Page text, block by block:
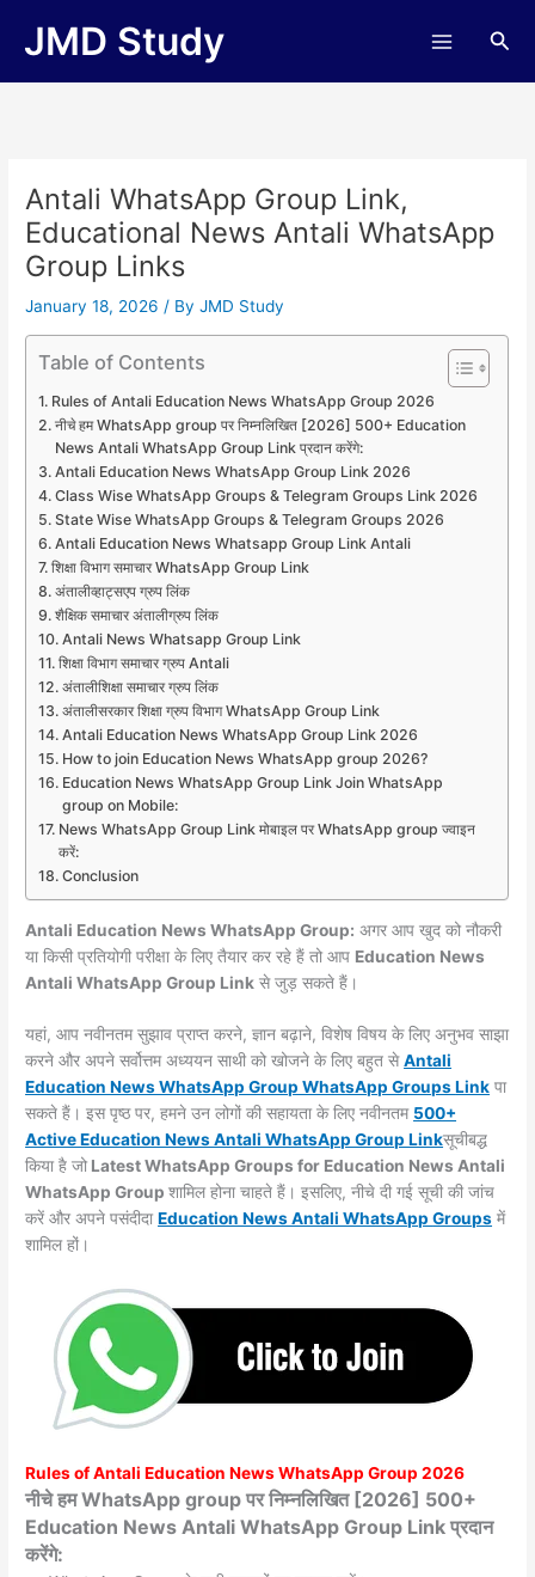
JMD Study
Antali WhatsApp Group Link,
Educational News Antali WhatsApp
Group Links
January 18, 2026/ ByJMD Study
Table of Contents
Rules of Antali Education News WhatsApp Group 2026
नीचे हम WhatsApp group पर निम्नलिखित [2026] 500+ Education
News Antali WhatsApp Group Link प्रदान करेंगे:
Antali Education News WhatsApp Group Link 2026
Class Wise WhatsApp Groups & Telegram Groups Link 2026
State Wise WhatsApp Groups & Telegram Groups 2026
Antali Education News Whatsapp Group Link Antali
शिक्षा विभाग समाचार WhatsApp Group Link
अंतालीव्हाट्सएप ग्रुप लिंक
शैक्षिक समाचार अंतालीग्रुप लिंक
Antali News Whatsapp Group Link
शिक्षा विभाग समाचार ग्रुप Antali
अंतालीशिक्षा समाचार ग्रुप लिंक
अंतालीसरकार शिक्षा ग्रुप विभाग WhatsApp Group Link
Antali Education News WhatsApp Group Link 2026
How to join Education News WhatsApp group 2026?
Education News WhatsApp Group Link Join WhatsApp
group on Mobile:
News WhatsApp Group Link मोबाइल पर WhatsApp group ज्वाइन
करें:
Conclusion
Antali Education News WhatsApp Group: अगर आप खुद को नौकरी
या किसी प्रतियोगी परीक्षा के लिए तैयार कर रहे हैं तो आप Education News
Antali WhatsApp Group Link से जुड़ सकते हैं।
यहां, आप नवीनतम सुझाव प्राप्त करने, ज्ञान बढ़ाने, विशेष विषय के लिए अनुभव साझा
करने और अपने सर्वोत्तम अध्ययन साथी को खोजने के लिए बहुत सेAntali
Education News WhatsApp Group WhatsApp GroupsLink पा
सकते हैं। इस पृष्ठ पर, हमने उन लोगों की सहायता के लिए नवीनतम 500+
Active Education News Antali WhatsApp Group Linkसूचीबद्ध
किया है जो Latest WhatsApp Groups for Education News Antali
WhatsApp Groupशामिल होना चाहते हैं। इसलिए, नीचे दी गई सूची की जांच
करें और अपने पसंदीदाEducation News Antali WhatsAppGroups में
शामिल हों।
Rules ofAntaliEducation News WhatsApp Group 2026
नीचे हम WhatsApp group पर निम्नलिखित [2026] 500+
Education News Antali WhatsApp Group Link प्रदान
करेंगे: